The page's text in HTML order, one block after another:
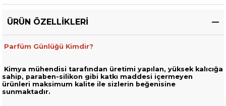
ÜRÜN ÖZELLIKLERI
Parfüm Günlüğü Kimdir?
Kimya mühendisi tarafından üretimi yapılan, yüksek kalıcığa
sahip, paraben-silikon gibi katkı maddesi içermeyen
ürünleri maksimum kalite ile sizlerin beğenisine
sunmaktadır.